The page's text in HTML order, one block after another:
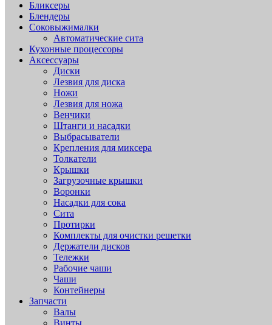
Бликсеры
Блендеры
Соковыжималки
Автоматические сита
Кухонные процессоры
Аксессуары
Диски
Лезвия для диска
Ножи
Лезвия для ножа
Венчики
Штанги и насадки
Выбрасыватели
Крепления для миксера
Толкатели
Крышки
Загрузочные крышки
Воронки
Насадки для сока
Сита
Протирки
Комплекты для очистки решетки
Держатели дисков
Тележки
Рабочие чаши
Чаши
Контейнеры
Запчасти
Валы
Винты